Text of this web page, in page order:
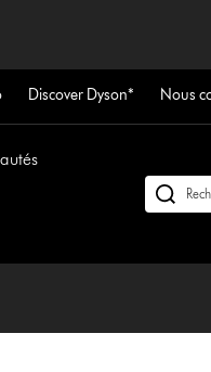
Discover Dyson* Nous